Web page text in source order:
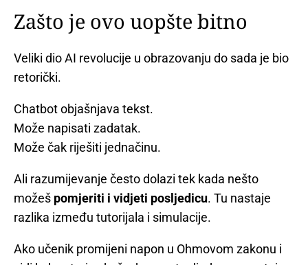
Zašto je ovo uopšte bitno
Veliki dio AI revolucije u obrazovanju do sada je bio
retorički.
Chatbot objašnjava tekst.
Može napisati zadatak.
Može čak riješiti jednačinu.
Ali razumijevanje često dolazi tek kada nešto
možeš pomjeriti i vidjeti posljedicu. Tu nastaje
razlika između tutorijala i simulacije.
Ako učenik promijeni napon u Ohmovom zakonu i